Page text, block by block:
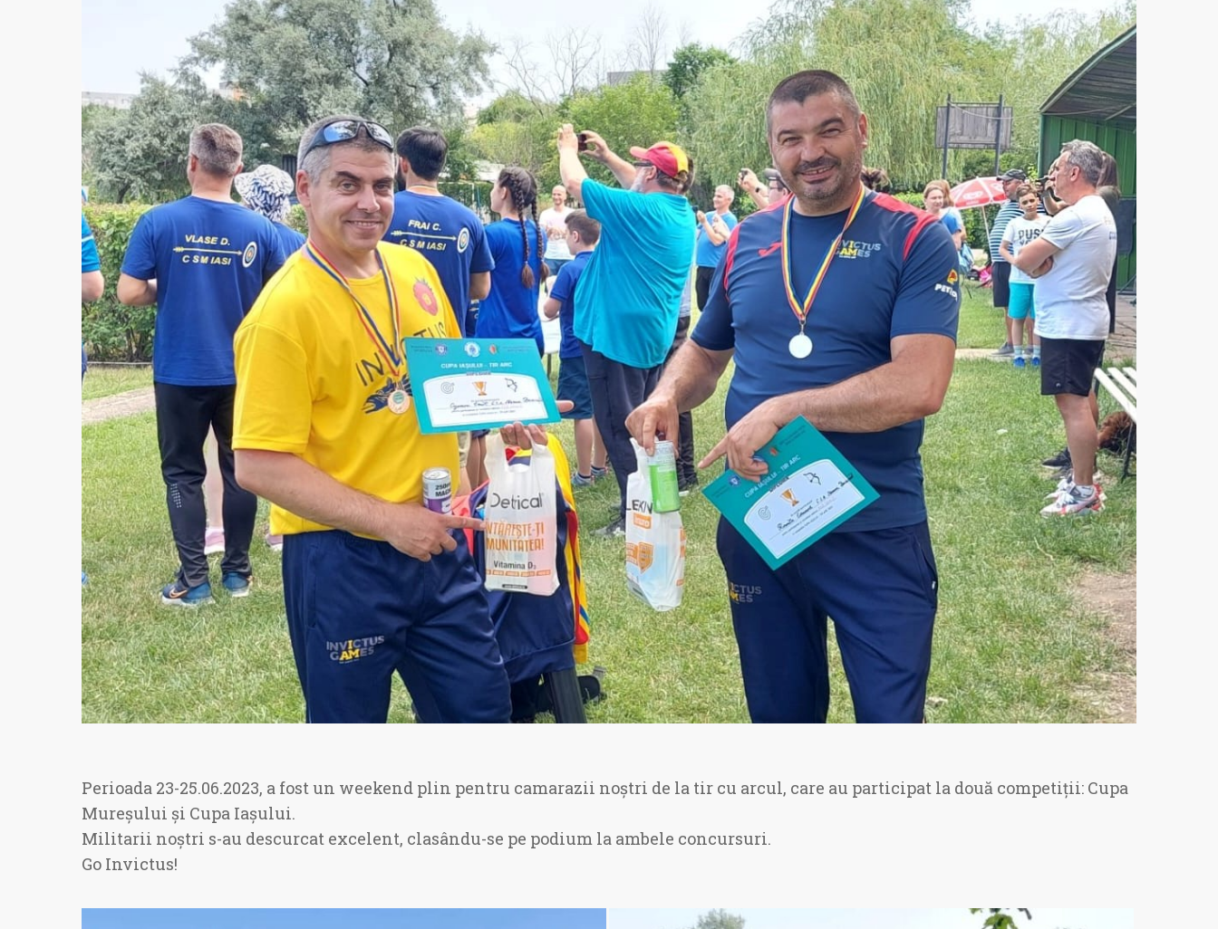
Perioada 23-25.06.2023, a fost un weekend plin pentru camarazii noștri de la tir cu arcul, care au participat la două competiții: Cupa
Mureșului și Cupa Iașului.
Militarii noștri s-au descurcat excelent, clasându-se pe podium la ambele concursuri.
Go Invictus!